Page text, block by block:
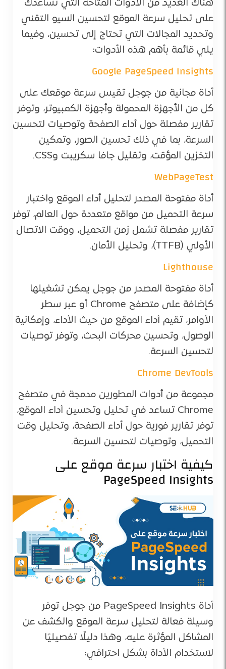
هناك العديد من الأدوات المتاحة التي تساعدك
على تحليل سرعة الموقع لتحسين السيو التقني
وتحديد المجالات التي تحتاج إلى تحسين، وفيما
يلي قائمة بأهم هذه الأدوات:
Google PageSpeed Insights
أداة مجانية من جوجل تقيس سرعة موقعك على
كل من الأجهزة المحمولة وأجهزة الكمبيوتر، وتوفر
تقارير مفصلة حول أداء الصفحة وتوصيات لتحسين
السرعة، بما في ذلك تحسين الصور، وتمكين
التخزين المؤقت، وتقليل جافا سكريبت وCSS.
WebPageTest
أداة مفتوحة المصدر لتحليل أداء الموقع واختبار
سرعة التحميل من مواقع متعددة حول العالم، توفر
تقارير مفصلة تشمل زمن التحميل، ووقت الاتصال
الأولي (TTFB)، وتحليل الأمان.
Lighthouse
أداة مفتوحة المصدر من جوجل يمكن تشغيلها
كإضافة على متصفح Chrome أو عبر سطر
الأوامر، تقيم أداء الموقع من حيث الأداء، وإمكانية
الوصول، وتحسين محركات البحث، وتوفر توصيات
لتحسين السرعة.
Chrome DevTools
مجموعة من أدوات المطورين مدمجة في متصفح
Chrome تساعد في تحليل وتحسين أداء الموقع،
توفر تقارير فورية حول أداء الصفحة، وتحليل وقت
التحميل، وتوصيات لتحسين السرعة.
كيفية اختبار سرعة موقع على
PageSpeed Insights
أداة PageSpeed Insights من جوجل توفر
وسيلة فعالة لتحليل سرعة الموقع والكشف عن
المشاكل المؤثرة عليه، وهذا دليلًا تفصيليًا
لاستخدام الأداة بشكل احترافي: